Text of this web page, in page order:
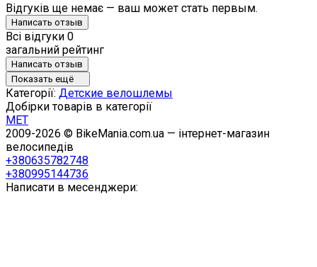
Відгуків ще немає — ваш может стать первым.
Написать отзыв
Всі відгуки 0
загальний рейтинг
Написать отзыв
Показать ещё
Категорії: Детские велошлемы
Добірки товарів в категорії
MET
2009-2026 © BikeMania.com.ua — інтернет-магазин
велосипедів
+380635782748
+380995144736
Написати в месенджери: